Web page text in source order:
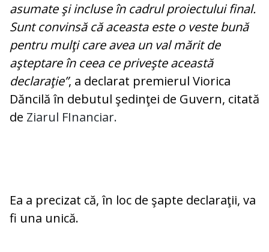
asumate şi incluse în cadrul proiectului final.
Sunt convinsă că aceasta este o veste bună
pentru mulţi care avea un val mărit de
aşteptare în ceea ce priveşte această
declaraţie”, a declarat premierul Viorica
Dăncilă în debutul şedinţei de Guvern, citată
de Ziarul FInanciar.
Ea a precizat că, în loc de şapte declaraţii, va
fi una unică.